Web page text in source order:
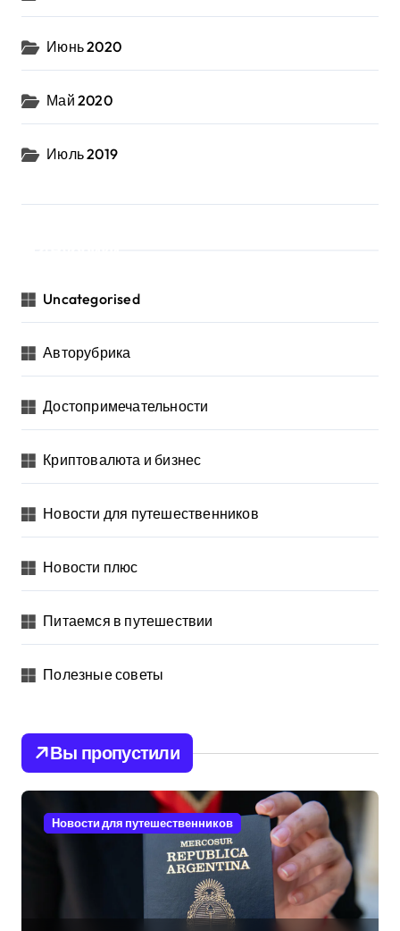
Июнь 2020
Май 2020
Июль 2019
Uncategorised
Авторубрика
Достопримечательности
Криптовалюта и бизнес
Новости для путешественников
Новости плюс
Питаемся в путешествии
Полезные советы
Вы пропустили
Новости для путешественников